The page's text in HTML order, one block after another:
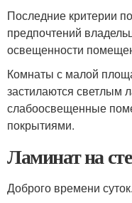
Последние критерии
предпочтений
освещенности
Комнаты с малой
застилаются светлым
слабоосвещенные
покрытиями.
Ламинат на
Доброго времени суток.